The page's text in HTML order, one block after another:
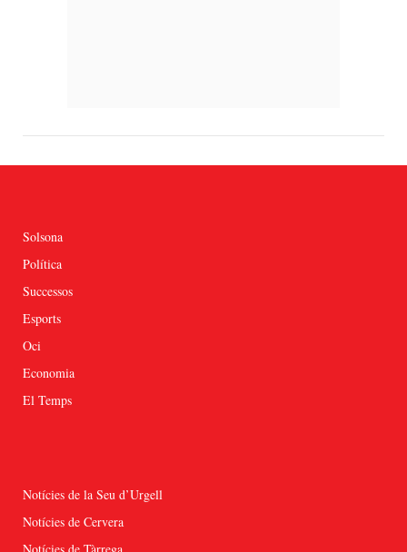
Solsona
Política
Successos
Esports
Oci
Economia
El Temps
Notícies de la Seu d’Urgell
Notícies de Cervera